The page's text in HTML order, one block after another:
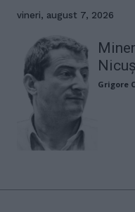
vineri, august 7, 2026
Grigore